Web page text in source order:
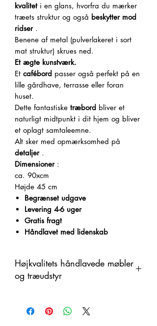
kvaliteti en glans, hvorfra du mærker
træets struktur og også beskytter mod
ridser.
Benene af metal (pulverlakeret i sort
mat struktur) skrues ned.
Et ægte kunstværk.
Et cafébord passer også perfekt på en
lille gårdhave, terrasse eller foran
huset.
Dette fantastiske træbord bliver et
naturligt midtpunkt i dit hjem og bliver
et oplagt samtaleemne.
Alt sker med opmærksomhed på
detaljer.
Dimensioner:
ca. 90xcm
Højde 45 cm
Begrænset udgave
Levering 4-6 uger
Gratis fragt
Håndlavet med lidenskab
Højkvalitets håndlavede møbler
og træudstyr
et organisk materiale med
farveændringer. Derfor kan der være